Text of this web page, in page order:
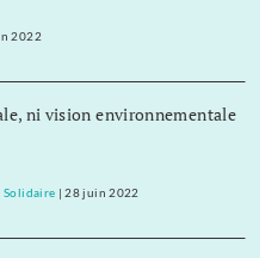
2022
ni vision environnementale
Solidaire |28 juin 2022